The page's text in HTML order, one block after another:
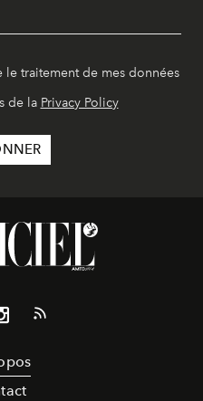
le traitement de mes données
de la Privacy Policy